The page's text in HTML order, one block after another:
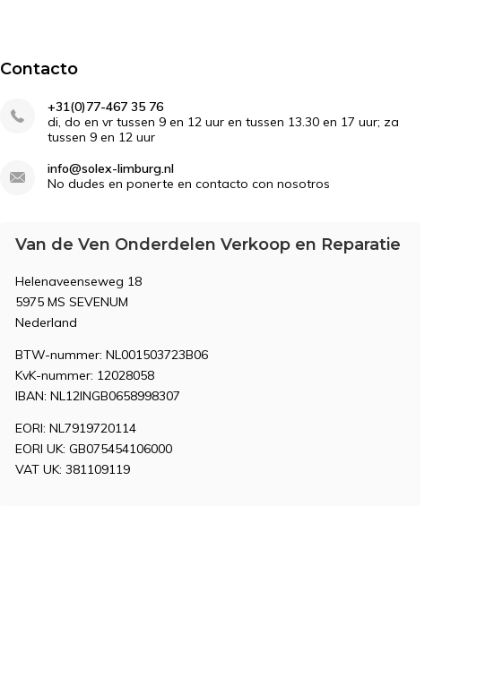
Contacto
+31(0)77-467 35 76
di, do en vr tussen 9 en 12 uur en tussen 13.30 en 17 uur; za
tussen 9 en 12 uur
info@solex-limburg.nl
No dudes en ponerte en contacto con nosotros
Van de Ven Onderdelen Verkoop en Reparatie
Helenaveenseweg 18
5975 MS SEVENUM
Nederland
BTW-nummer: NL001503723B06
KvK-nummer: 12028058
IBAN: NL12INGB0658998307
EORI: NL7919720114
EORI UK: GB075454106000
VAT UK: 381109119